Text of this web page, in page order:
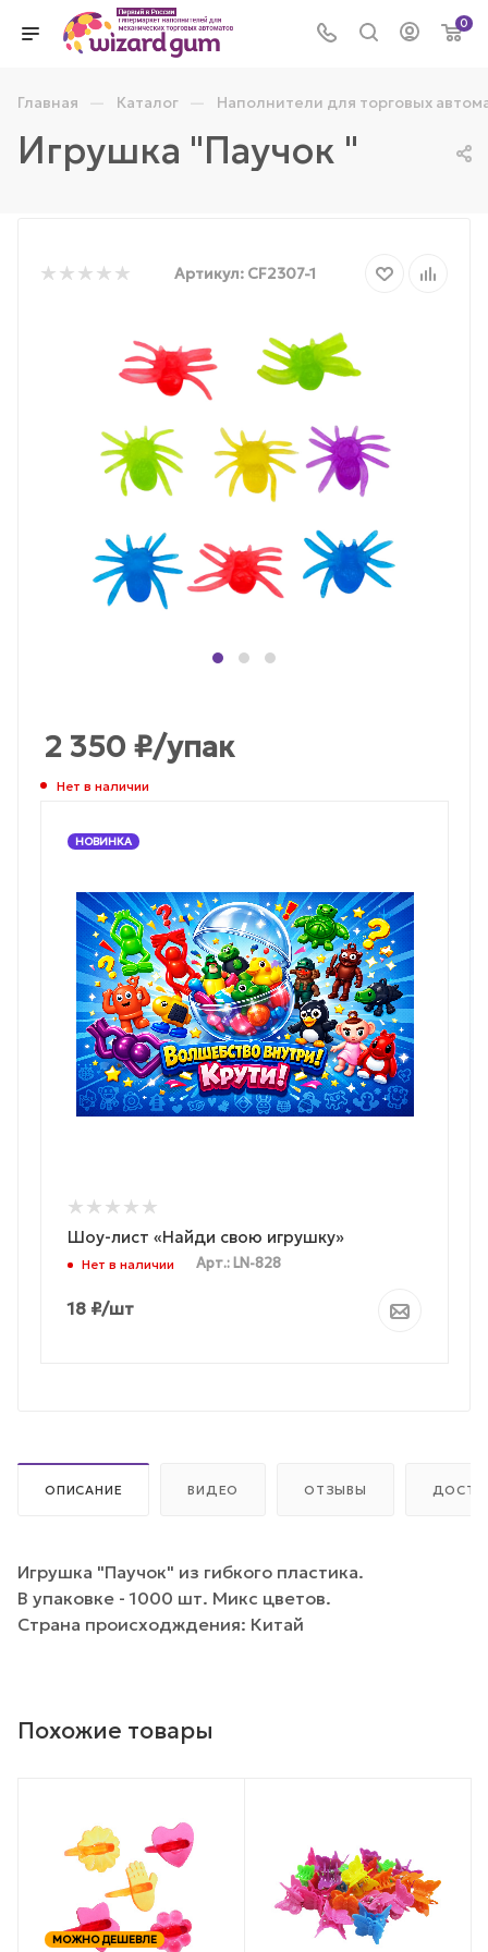
0
Главная — Каталог — Наполнители для торговых
Игрушка "Паучок "
Артикул: CF2307-1
2 350 ₽/упак
Нет в наличии
НОВИНКА
Шоу-лист «Найди свою игрушку»
Нет в наличии Арт.: LN-828
18 ₽/шт
ОПИСАНИЕ ВИДЕО ОТЗЫВЫ
Игрушка "Паучок" из гибкого пластика.
В упаковке - 1000 шт. Микс цветов.
Страна происходждения: Китай
Похожие товары
МОЖНО ДЕШЕВЛЕ